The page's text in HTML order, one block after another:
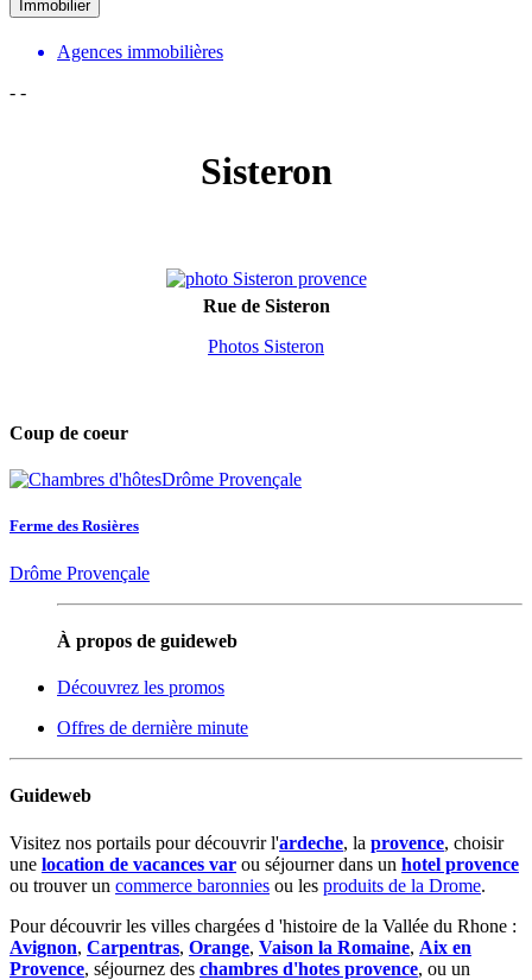
Immobilier
Agences immobilières
- -
Sisteron
Rue de Sisteron
Photos Sisteron
Coup de coeur
Ferme des Rosières
Drôme Provençale
À propos de guideweb
Découvrez les promos
Offres de dernière minute
Guideweb
Visitez nos portails pour découvrir l'ardeche, la provence, choisir
une location de vacances var ou séjourner dans un hotel provence
ou trouver un commerce baronnies ou les produits de la Drome.
Pour découvrir les villes chargées d 'histoire de la Vallée du Rhone :
Avignon, Carpentras, Orange, Vaison la Romaine, Aix en
Provence, séjournez des chambres d'hotes provence, ou un